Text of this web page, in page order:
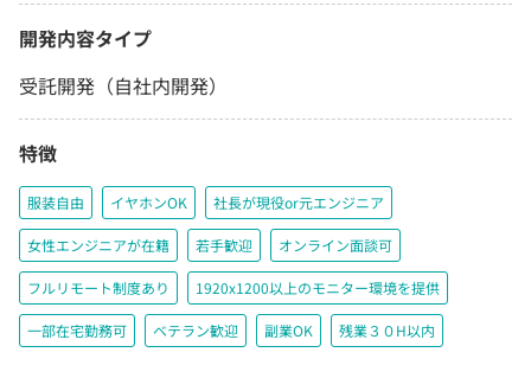
開発内容タイプ
受託開発（自社内開発）
特徴
服装自由 イヤホンOK 社長が現役or元エンジニア
女性エンジニアが在籍 若手歓迎 オンライン面談可
フルリモート制度あり 1920x1200以上のモニター環境を提供
一部在宅勤務可 ベテラン歓迎 副業OK 残業３０H以内